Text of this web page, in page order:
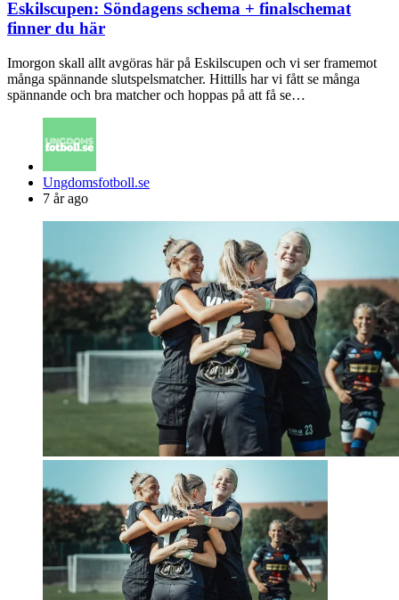
Eskilscupen: Söndagens schema + finalschemat
finner du här
Imorgon skall allt avgöras här på Eskilscupen och vi ser framemot
många spännande slutspelsmatcher. Hittills har vi fått se många
spännande och bra matcher och hoppas på att få se…
Posted
by
Ungdomsfotboll.se
7 år ago